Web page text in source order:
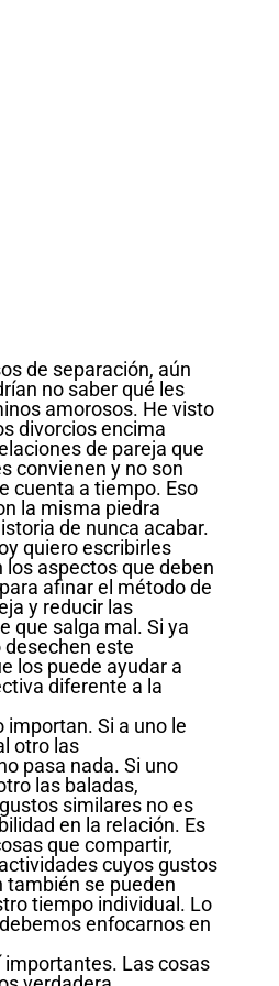
de separación, aún
no saber qué les
amorosos. He visto
divorcios encima
de pareja que
convienen y no son
cuenta a tiempo. Eso
la misma piedra
de nunca acabar.
quiero escribirles
los aspectos que deben
afinar el método de
y reducir las
que salga mal. Si ya
este
los puede ayudar a
diferente a la
importan. Si a uno le
otro las
pasa nada. Si uno
las baladas,
similares no es
en la relación. Es
que compartir,
cuyos gustos
también se pueden
tiempo individual. Lo
enfocarnos en
importantes. Las cosas